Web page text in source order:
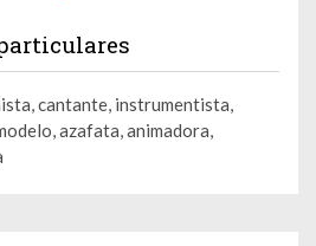
cantante, instrumentista,
azafata, animadora,